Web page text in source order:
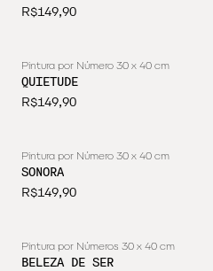
R$149,90
Pintura por Número 30 x 40 cm
QUIETUDE
R$149,90
Pintura por Número 30 x 40 cm
SONORA
R$149,90
Pintura por Números 30 x 40 cm
BELEZA DE SER